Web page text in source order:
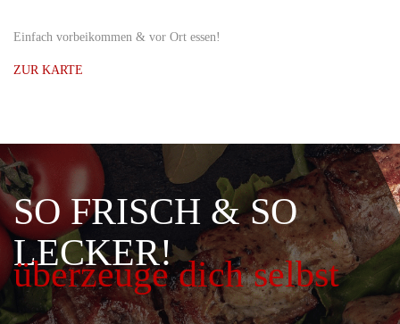
Einfach vorbeikommen & vor Ort essen!
ZUR KARTE
SO FRISCH & SO
LECKER!
überzeuge dich selbst